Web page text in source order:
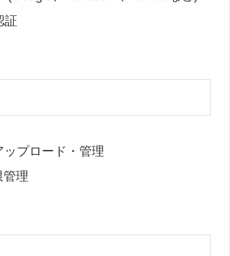
証
プロード・管理
管理